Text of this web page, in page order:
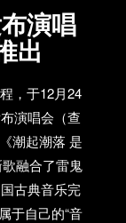
演唱
出
，于12月24
演唱会（查
潮起潮落 是
融合了雷鬼
古典音乐完
于自己的“音